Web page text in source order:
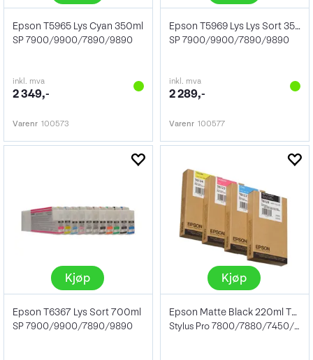
Epson T5965 Lys Cyan 350ml
SP 7900/9900/7890/9890
inkl. mva
2 349,-
Varenr 100573
Epson T5969 Lys Lys Sort 350ml
SP 7900/9900/7890/9890
inkl. mva
2 289,-
Varenr 100577
Kjøp
Epson T6367 Lys Sort 700ml
SP 7900/9900/7890/9890
Kjøp
Epson Matte Black 220ml T61280N
Stylus Pro 7800/7880/7450/9800/9880/9450